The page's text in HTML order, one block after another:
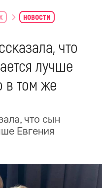
новости
что
лучше
в том же
что сын
Евгения